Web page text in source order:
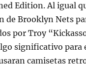
Edition. Al igual
de Brooklyn Nets
por Troy
significativo para
camisetas